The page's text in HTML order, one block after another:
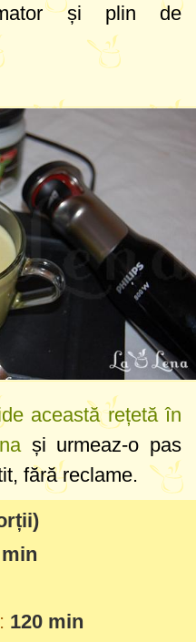
și plin de
această rețetă în
și urmeaz-o pas
fără reclame.
120 min